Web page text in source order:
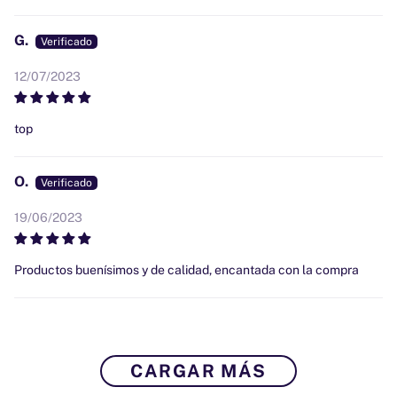
12/07/2023
G.
top
19/06/2023
O.
Productos buenísimos y de calidad, encantada con la compra
CARGAR MÁS